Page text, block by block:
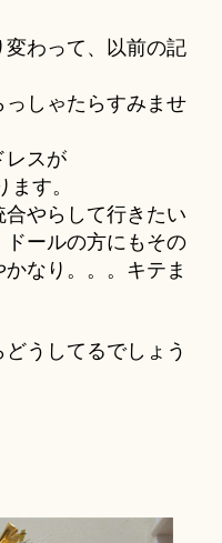
わって、以前の記
っしゃたらすみませ
レスが
す。
やらして行きたい
ールの方にもその
なり。。。キテま
うしてるでしょう